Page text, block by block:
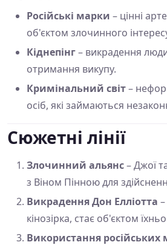
Російські марки – цінні
об'єктом злочинного
Кіднепінг– викрадення
отримання викупу.
Кримінальний світ–
осіб, які займаються
Сюжетні лінії
Злочинний альянс– Джої
з Віном Пінною для
Викрадення Дон Елліотта
кінозірка, стає об'єктом
Використання російських